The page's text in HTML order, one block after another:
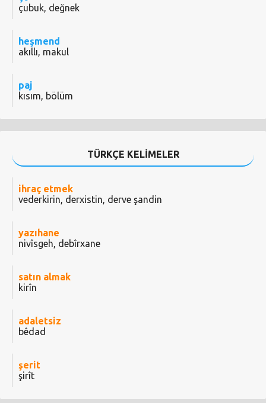
çubuk, değnek
heşmend
akıllı, makul
paj
kısım, bölüm
TÜRKÇE KELİMELER
ihraç etmek
vederkirin, derxistin, derve şandin
yazıhane
nivîsgeh, debîrxane
satın almak
kirîn
adaletsiz
bêdad
şerit
şirît